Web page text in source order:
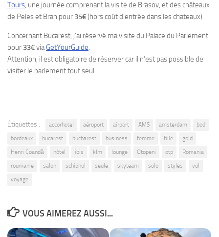
Tours, une journée comprenant la visite de Brasov, et des châteaux
de Peles et Bran pour 35€(hors coût d’entrée dans les chateaux).
Concernant Bucarest, j’ai réservé ma visite du Palace du Parlement
pour 33€viaGetYourGuide.
Attention, il est obligatoire de réserver car il n’est pas possible de
visiter le parlement tout seul.
Étiquettes : accorhotel aéroport airport AMS amsterdam
bod
bordeaux
bucarest bucharest business femme fille
gold
Henri Coandă
hôtel ibis klm lounge Otopeni otp
Romania
roumanie
salon schiphol seule skyteam solo styles
vol
voyage
VOUS AIMEREZ AUSSI...